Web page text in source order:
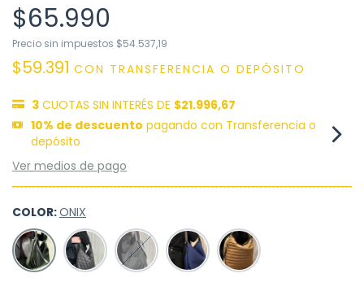
$65.990
Precio sin impuestos $54.537,19
$59.391 CON TRANSFERENCIA O DEPÓSITO
3 CUOTAS SIN INTERÉS DE $21.996,67
10% de descuento pagando con Transferencia o
depósito
Ver medios de pago
COLOR:ONIX